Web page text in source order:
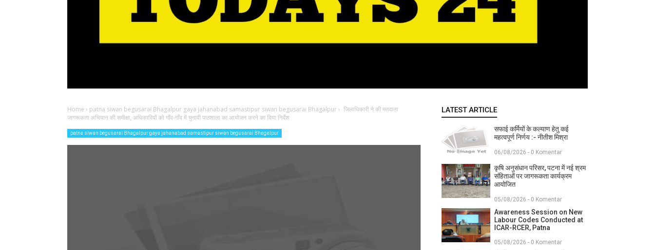
Home › patna siwan begusarai Bhagalpur gaya jahanabad samastipur siwan begusarai Bhagalpur› जिलाधिकारी ने की मतदाता
जागरूकता अभियान की समीक्षा, अधिकारियों को गाँव-गाँव में चुनावी पाठशाला का आयोजन करने का दिया निर्देश
patna siwan begusarai Bhagalpur gaya jahanabad samastipur siwan begusarai Bhagalpur
LATEST ARTICLE
सफाई कर्मियों के कल्याण हेतु कई
महत्वपूर्ण निर्णय :- नीतीश मिश्रा
06/08/2026 - 0 Komentar
कृषि अनुसंधान परिसर, पटना में नई श्रम
संहिताओं पर जागरूकता कार्यक्रम
आयोजित
05/08/2026 - 0 Komentar
Awareness Session on New
Labour Codes Conducted at
ICAR-RCER, Patna
05/08/2026 - 0 Komentar